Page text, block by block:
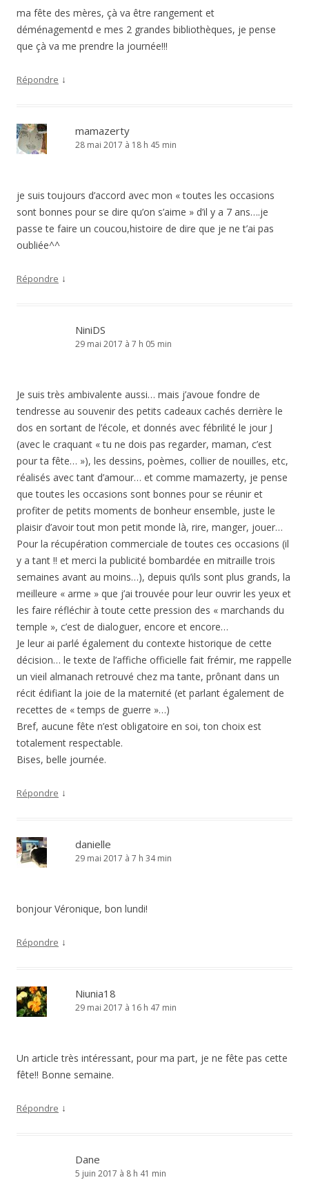
ma fête des mères, çà va être rangement et
déménagementd e mes 2 grandes bibliothèques, je pense
que çà va me prendre la journée!!!
Répondre ↓
mamazerty
28 mai 2017 à 18 h 45 min
je suis toujours d’accord avec mon « toutes les occasions
sont bonnes pour se dire qu’on s’aime » d’il y a 7 ans….je
passe te faire un coucou,histoire de dire que je ne t’ai pas
oubliée^^
Répondre ↓
NiniDS
29 mai 2017 à 7 h 05 min
Je suis très ambivalente aussi… mais j’avoue fondre de
tendresse au souvenir des petits cadeaux cachés derrière le
dos en sortant de l’école, et donnés avec fébrilité le jour J
(avec le craquant « tu ne dois pas regarder, maman, c’est
pour ta fête… »), les dessins, poèmes, collier de nouilles, etc,
réalisés avec tant d’amour… et comme mamazerty, je pense
que toutes les occasions sont bonnes pour se réunir et
profiter de petits moments de bonheur ensemble, juste le
plaisir d’avoir tout mon petit monde là, rire, manger, jouer…
Pour la récupération commerciale de toutes ces occasions (il
y a tant !! et merci la publicité bombardée en mitraille trois
semaines avant au moins…), depuis qu’ils sont plus grands, la
meilleure « arme » que j’ai trouvée pour leur ouvrir les yeux et
les faire réfléchir à toute cette pression des « marchands du
temple », c’est de dialoguer, encore et encore…
Je leur ai parlé également du contexte historique de cette
décision… le texte de l’affiche officielle fait frémir, me rappelle
un vieil almanach retrouvé chez ma tante, prônant dans un
récit édifiant la joie de la maternité (et parlant également de
recettes de « temps de guerre »…)
Bref, aucune fête n’est obligatoire en soi, ton choix est
totalement respectable.
Bises, belle journée.
Répondre ↓
danielle
29 mai 2017 à 7 h 34 min
bonjour Véronique, bon lundi!
Répondre ↓
Niunia18
29 mai 2017 à 16 h 47 min
Un article très intéressant, pour ma part, je ne fête pas cette
fête!! Bonne semaine.
Répondre ↓
Dane
5 juin 2017 à 8 h 41 min